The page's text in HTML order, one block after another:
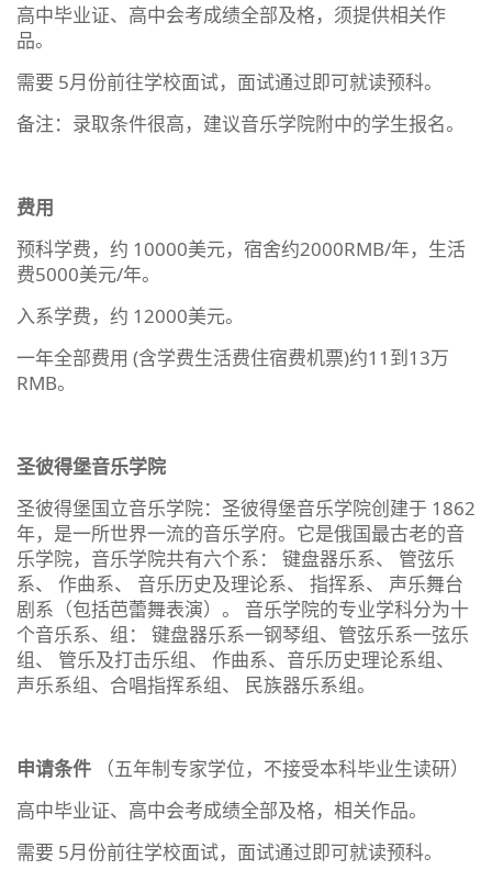
高中毕业证、高中会考成绩全部及格，须提供相关作
品。
需要 5月份前往学校面试，面试通过即可就读预科。
备注：录取条件很高，建议音乐学院附中的学生报名。
费用
预科学费，约 10000美元，宿舍约2000RMB/年，生活
费5000美元/年。
入系学费，约 12000美元。
一年全部费用 (含学费生活费住宿费机票)约11到13万
RMB。
圣彼得堡音乐学院
圣彼得堡国立音乐学院：圣彼得堡音乐学院创建于 1862
年，是一所世界一流的音乐学府。它是俄国最古老的音
乐学院，音乐学院共有六个系： 键盘器乐系、 管弦乐
系、 作曲系、 音乐历史及理论系、 指挥系、 声乐舞台
剧系（包括芭蕾舞表演）。 音乐学院的专业学科分为十
个音乐系、组： 键盘器乐系一钢琴组、管弦乐系一弦乐
组、 管乐及打击乐组、 作曲系、音乐历史理论系组、
声乐系组、合唱指挥系组、 民族器乐系组。
申请条件 （五年制专家学位，不接受本科毕业生读研）
高中毕业证、高中会考成绩全部及格，相关作品。
需要 5月份前往学校面试，面试通过即可就读预科。